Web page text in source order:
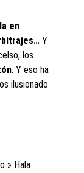
en
Y
los
. Y eso ha
ilusionado
» Hala